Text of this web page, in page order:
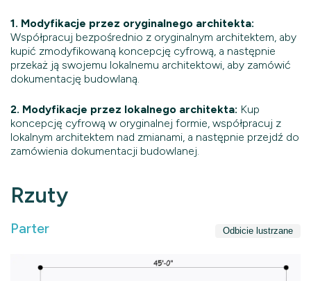
1. Modyfikacje przez oryginalnego architekta:
Współpracuj bezpośrednio z oryginalnym architektem, aby
kupić zmodyfikowaną koncepcję cyfrową, a następnie
przekaż ją swojemu lokalnemu architektowi, aby zamówić
dokumentację budowlaną.
2. Modyfikacje przez lokalnego architekta: Kup
koncepcję cyfrową w oryginalnej formie, współpracuj z
lokalnym architektem nad zmianami, a następnie przejdź do
zamówienia dokumentacji budowlanej.
Rzuty
Parter Odbicie lustrzane